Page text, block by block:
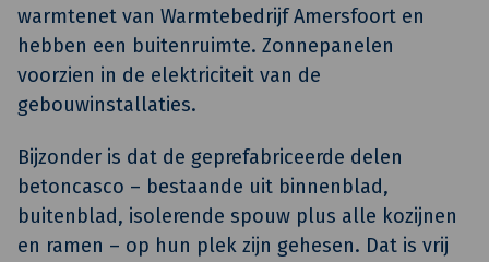
warmtenet van Warmtebedrijf Amersfoort en
hebben een buitenruimte. Zonnepanelen
voorzien in de elektriciteit van de
gebouwinstallaties.
Bijzonder is dat de geprefabriceerde delen
betoncasco – bestaande uit binnenblad,
buitenblad, isolerende spouw plus alle kozijnen
en ramen – op hun plek zijn gehesen. Dat is vrij